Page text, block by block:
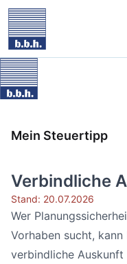
Mein Steuertipp
Verbindliche
Stand: 20.07.2026
Wer
Vorhaben sucht,
verbindliche Auskunft